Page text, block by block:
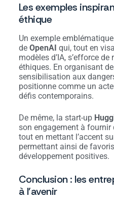
Les exemples
éthique
Un exemple
de OpenAI qui, tout en
modèles d’IA, s’efforce
éthiques. En organisant
sensibilisation aux
positionne comme un
défis contemporains.
De même, la start-up
son engagement à fournir
tout en mettant l’accent
permettant ainsi de
développement positives.
Conclusion : les
à l’avenir